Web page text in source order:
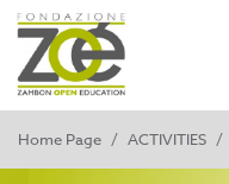
Home Page / ACTIVITIES /